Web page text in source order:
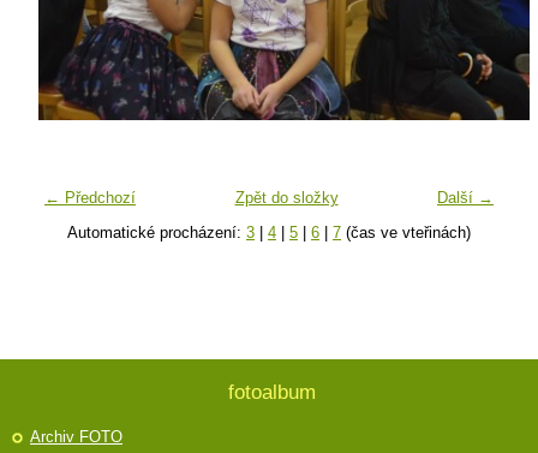
← Předchozí Další →
Zpět do složky
Automatické procházení: 3 4 5 6 7 (čas ve vteřinách)
fotoalbum
Archiv FOTO